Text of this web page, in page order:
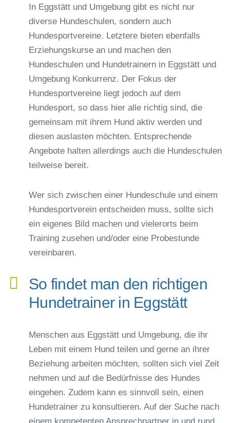
In Eggstätt und Umgebung gibt es nicht nur
diverse Hundeschulen, sondern auch
Hundesportvereine. Letztere bieten ebenfalls
Erziehungskurse an und machen den
Hundeschulen und Hundetrainern in Eggstätt und
Umgebung Konkurrenz. Der Fokus der
Hundesportvereine liegt jedoch auf dem
Hundesport, so dass hier alle richtig sind, die
gemeinsam mit ihrem Hund aktiv werden und
diesen auslasten möchten. Entsprechende
Angebote halten allerdings auch die Hundeschulen
teilweise bereit.
Wer sich zwischen einer Hundeschule und einem
Hundesportverein entscheiden muss, sollte sich
ein eigenes Bild machen und vielerorts beim
Training zusehen und/oder eine Probestunde
vereinbaren.
So findet man den richtigen
Hundetrainer in Eggstätt
Menschen aus Eggstätt und Umgebung, die ihr
Leben mit einem Hund teilen und gerne an ihrer
Beziehung arbeiten möchten, sollten sich viel Zeit
nehmen und auf die Bedürfnisse des Hundes
eingehen. Zudem kann es sinnvoll sein, einen
Hundetrainer zu konsultieren. Auf der Suche nach
einem kompetenten Ansprechpartner in und rund